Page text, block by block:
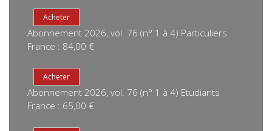
Abonnement 2026, vol. 76 (n° 1 à 4) Particuliers
France : 84,00 €
Abonnement 2026, vol. 76 (n° 1 à 4) Etudiants
France : 65,00 €